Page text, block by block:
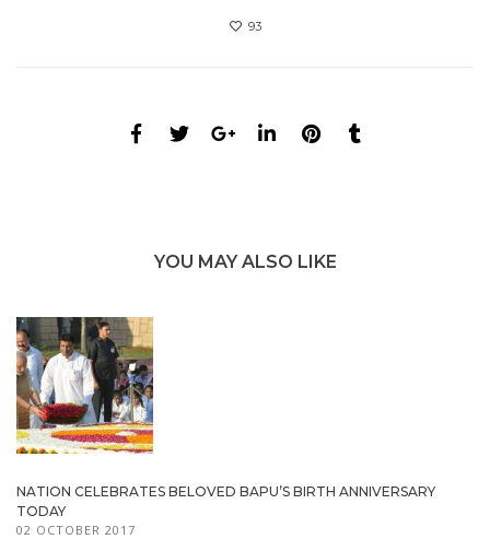
93
YOU MAY ALSO LIKE
NATION CELEBRATES BELOVED BAPU’S BIRTH ANNIVERSARY
TODAY
02 OCTOBER 2017